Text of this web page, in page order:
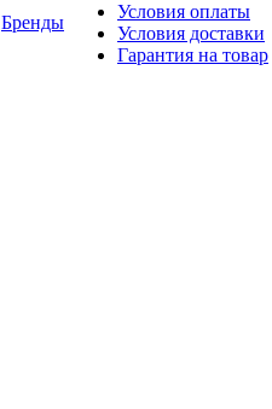
Бренды
Условия оплаты
Условия доставки
Гарантия на товар